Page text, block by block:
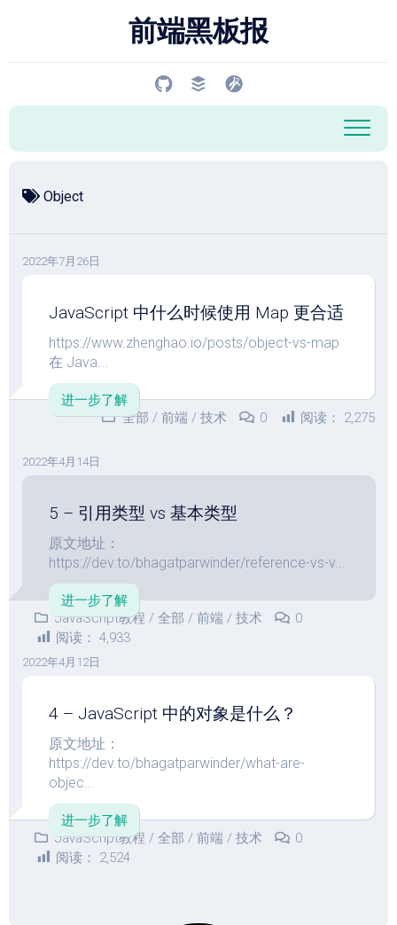
前端黑板报
Object
2022年7月26日
JavaScript 中什么时候使用 Map 更合适
https://www.zhenghao.io/posts/object-vs-map
在 Java...
进一步了解
全部 / 前端 / 技术 0 阅读： 2,275
2022年4月14日
5 – 引用类型 vs 基本类型
原文地址：
https://dev.to/bhagatparwinder/reference-vs-v...
进一步了解
JavaScript教程 / 全部 / 前端 / 技术
0
阅读： 4,933
2022年4月12日
4 – JavaScript 中的对象是什么？
原文地址：
https://dev.to/bhagatparwinder/what-are-
objec...
进一步了解
JavaScript教程 / 全部 / 前端 / 技术
0
阅读：
2,524